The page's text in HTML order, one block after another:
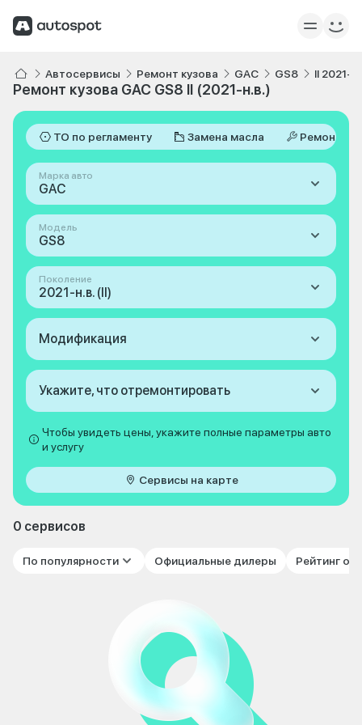
Автосервисы Ремонт кузова GAC GS8 II 2021-
Ремонт кузова GAC GS8 II (2021-н.в.)
ТО по регламенту Замена масла Ремонт
Марка авто
GAC
Модель
GS8
Поколение
2021-н.в. (II)
Модификация
Укажите, что отремонтировать
Чтобы увидеть цены, укажите полные параметры авто
и услугу
Сервисы на карте
0 сервисов
По популярности Официальные дилеры Рейтинг